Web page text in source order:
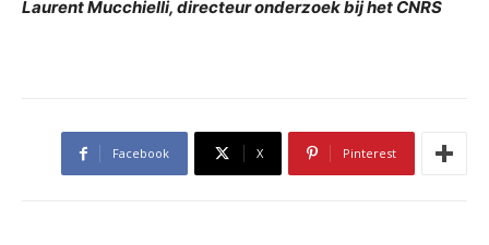
Laurent Mucchielli, directeur onderzoek bij het CNRS
Facebook X Pinterest